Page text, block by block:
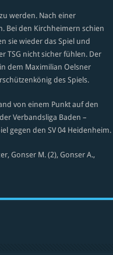
werden. Nach einer
Bei den Kirchheimern schien
sie wieder das Spiel und
TSG nicht sicher fühlen. Der
dem Maximilian Oelsner
des Spiels.
von einem Punkt auf den
Verbandsliga Baden –
gegen den SV 04 Heidenheim.
Gonser M. (2), Gonser A.,